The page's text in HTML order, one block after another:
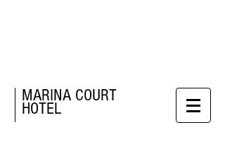
MARINA COURT
HOTEL